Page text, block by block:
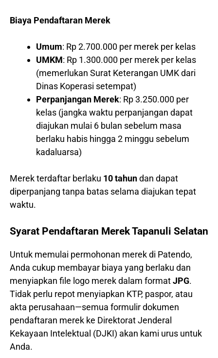
Biaya Pendaftaran Merek
Umum: Rp 2.700.000 per merek per kelas
UMKM: Rp 1.300.000 per merek per kelas
(memerlukan Surat Keterangan UMK dari
Dinas Koperasi setempat)
Perpanjangan Merek: Rp 3.250.000 per
kelas (jangka waktu perpanjangan dapat
diajukan mulai 6 bulan sebelum masa
berlaku habis hingga 2 minggu sebelum
kadaluarsa)
Merek terdaftar berlaku 10 tahundan dapat
diperpanjang tanpa batas selama diajukan tepat
waktu.
Syarat Pendaftaran Merek Tapanuli Selatan
Untuk memulai permohonan merek di Patendo,
Anda cukup membayar biaya yang berlaku dan
menyiapkan file logo merek dalam formatJPG.
Tidak perlu repot menyiapkan KTP, paspor, atau
akta perusahaan—semua formulir dokumen
pendaftaran merek ke Direktorat Jenderal
Kekayaan Intelektual (DJKI) akan kami urus untuk
Anda.